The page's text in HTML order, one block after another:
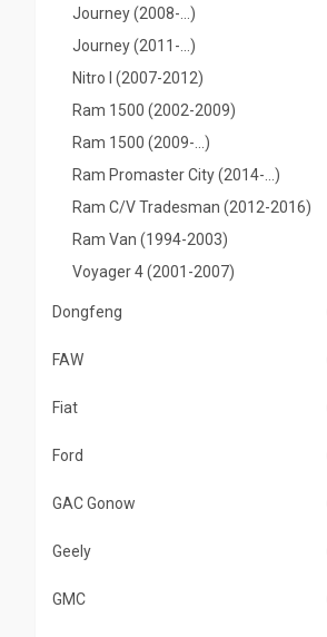
Journey (2008-...)
Journey (2011-...)
Nitro I (2007-2012)
Ram 1500 (2002-2009)
Ram 1500 (2009-...)
Ram Promaster City (2014-…)
Ram C/V Tradesman (2012-2016)
Ram Van (1994-2003)
Voyager 4 (2001-2007)
Dongfeng
FAW
Fiat
Ford
GAC Gonow
Geely
GMC